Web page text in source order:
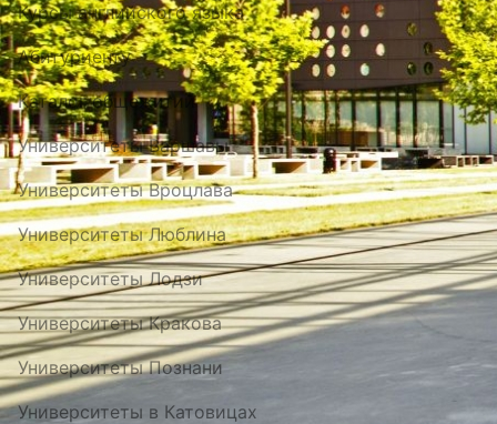
Курсы английского языка
Абитуриенту
Каталог общежитий
Университеты Варшавы
Университеты Вроцлава
Университеты Люблина
Университеты Лодзи
Университеты Кракова
Университеты Познани
Университеты в Катовицах